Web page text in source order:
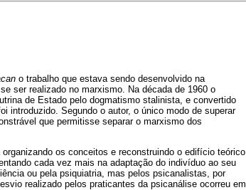
o trabalho que estava sendo desenvolvido na
ser realizado no marxismo. Na década de 1960 o
de Estado pelo dogmatismo stalinista, e convertido
introduzido. Segundo o autor, o único modo de superar
que permitisse separar o marxismo dos
os conceitos e reconstruindo o edifício teórico
cada vez mais na adaptação do indivíduo ao seu
ou pela psiquiatria, mas pelos psicanalistas, por
realizado pelos praticantes da psicanálise ocorreu em